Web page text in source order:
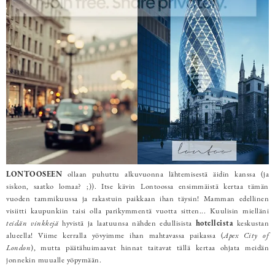
LONTOOSEEN ollaan puhuttu alkuvuonna lähtemisestä äidin kanssa (ja
siskon, saatko lomaa? ;)). Itse kävin Lontoossa ensimmäistä kertaa tämän
vuoden tammikuussa ja rakastuin paikkaan ihan täysin! Mamman edellinen
visiitti kaupunkiin taisi olla parikymmentä vuotta sitten... Kuulisin mielläni
teidän vinkkejähyvistä ja laatuunsa nähden edullisista hotelleistakeskustan
alueella! Viime kerralla yövyimme ihan mahtavassa paikassa (Apex City of
London), mutta päätähuimaavat hinnat taitavat tällä kertaa ohjata meidän
jonnekin muualle yöpymään.